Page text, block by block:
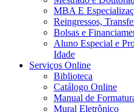
MBA E
Reingressos,
Bolsas e
Aluno Especial e
Idade
Serviços Online
Biblioteca
Catálogo Online
Manual de
Mural Eletrônico